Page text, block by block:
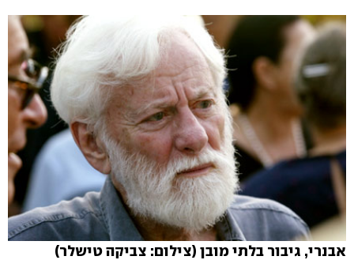
אבנרי, גיבור בלתי מובן (צילום: צביקה טישלר)